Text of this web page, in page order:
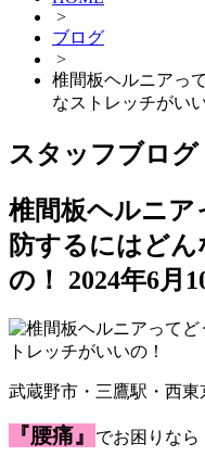
>
ブログ
>
椎間板ヘルニアっ
なストレッチがい
スタッフブログ
椎間板ヘルニア
防するにはど
の！
2024年6月
武蔵野市・三鷹駅・西東
『腰痛』 でお困りなら